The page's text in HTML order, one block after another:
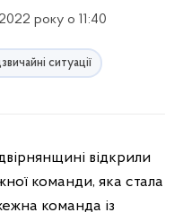
року о 11:40
ситуації
відкрили
команди, яка стала
команда із